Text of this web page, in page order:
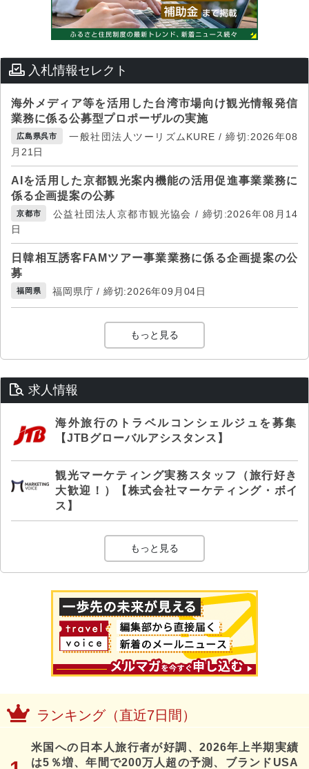
入札情報セレクト
海外メディア等を活用した台湾市場向け観光情報発信
業務に係る公募型プロポーザルの実施
広島県呉市
一般社団法人ツーリズムKURE / 締切:2026年08
月21日
AIを活用した京都観光案内機能の活用促進事業業務に
係る企画提案の公募
京都市
公益社団法人京都市観光協会 / 締切:2026年08月14
日
日韓相互誘客FAMツアー事業業務に係る企画提案の公
募
福岡県 福岡県庁 / 締切:2026年09月04日
もっと見る
求人情報
海外旅行のトラベルコンシェルジュを募集
【JTBグローバルアシスタンス】
観光マーケティング実務スタッフ（旅行好き
大歓迎！）【株式会社マーケティング・ボイ
ス】
もっと見る
ランキング（直近7日間）
米国への日本人旅行者が好調、2026年上半期実績
は5％増、年間で200万人超の予測、ブランドUSA